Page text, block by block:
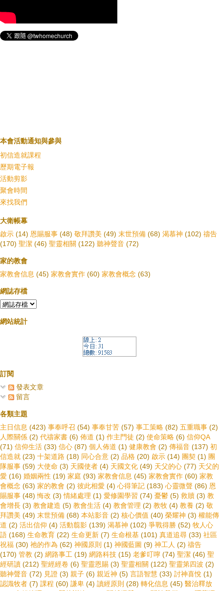
本會活動通知與參與
初信造就課程
歷期電子報
活動剪影
聚會時間
來找我們
大衛帳幕
啟示 (14) 恩賜服事 (48) 敬拜讚美 (49) 末世預備 (68) 渴慕神 (102) 禱告
(170) 聖潔 (46) 聖靈相關 (122) 聽神聲音 (72)
家的教會
家教會信息 (45) 家教會實作 (60) 家教會概念 (63)
網誌存檔
網站統計
訂閱
發表文章
留言
各類主題
主日信息 (423) 事奉呼召 (54) 事奉甘苦 (57) 事工策略 (82) 五重職事 (2)
人際關係 (2) 代禱家書 (6) 佈道 (1) 作主門徒 (2) 使命策略 (6) 信仰QA
(71) 信仰生活 (33) 信心 (87) 個人佈道 (1) 健康教會 (2) 傳福音 (137) 初
信造就 (23) 十架道路 (18) 同心合意 (2) 品格 (20) 啟示 (14) 團契 (1) 團
隊服事 (59) 大使命 (3) 天國使者 (4) 天國文化 (49) 天父的心 (77) 天父的
愛 (16) 婚姻兩性 (19) 家庭 (93) 家教會信息 (45) 家教會實作 (60) 家教
會概念 (63) 家的教會 (2) 彼此相愛 (4) 心得筆記 (183) 心靈微聲 (86) 恩
賜服事 (48) 悔改 (3) 情緒處理 (1) 愛修園學習 (74) 憂鬱 (5) 救贖 (3) 教
會增長 (3) 教會建造 (5) 教會生活 (4) 教會管理 (2) 教牧 (4) 教養 (2) 敬
拜讚美 (49) 末世預備 (68) 本站影音 (2) 核心價值 (40) 榮耀神 (3) 權能傳
道 (2) 活出信仰 (4) 活動翦影 (139) 渴慕神 (102) 爭戰得勝 (52) 牧人心
語 (168) 生命教育 (22) 生命更新 (7) 生命根基 (101) 真道追尋 (33) 社區
祝福 (30) 祂的作為 (62) 神國原則 (1) 神國藍圖 (9) 神工人 (2) 禱告
(170) 管教 (2) 網路事工 (19) 網路科技 (15) 老爹叮嚀 (74) 聖潔 (46) 聖
經研讀 (212) 聖經經卷 (6) 聖靈恩賜 (3) 聖靈相關 (122) 聖靈第四波 (2)
聽神聲音 (72) 見證 (3) 親子 (6) 親近神 (5) 言語智慧 (33) 討神喜悅 (1)
認識牧者 (7) 課程 (60) 謙卑 (4) 讀經原則 (28) 轉化信息 (45) 醫治釋放